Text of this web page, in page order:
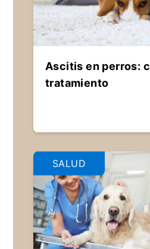
Ascitis en perros:
tratamiento
SALUD